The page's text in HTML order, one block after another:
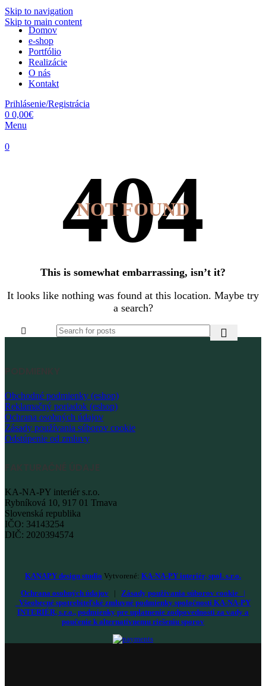
Skip to navigation
Skip to main content
Domov
e-shop
Portfólio
Realizácie
O nás
Kontakt
Prihlásenie/Registrácia
0 0,00€
Menu
0
NOT FOUND
This is somewhat embarrassing, isn’t it?
It looks like nothing was found at this location. Maybe try
a search?
PODMIENKY
Obchodné podmienky (eshop)
Reklamačný poriadok (eshop)
Ochrana osobných údajov
Zásady používania súborov cookie
Odstúpenie od zmluvy
FAKTURAČNÉ ÚDAJE
KA-NA-PY interiér s.r.o.
Rybníková 10, 917 01 Trnava
Slovenská republika
IČO: 34143254
DIČ: 2020394574
KANAPY design studio Vytvorené: KA-NA-PY interiér, spol. s.r.o.
Ochrana osobných údajov | Zásady používania súborov cookie |
Všeobecné spotrebiteľské zmluvné podmienky spoločnosti KA-NA-PY
INTERIÉR, s.r.o., podmienky pre uplatnenie zodpovednosti za vady a
poučenie k alternatívnemu riešeniu sporov